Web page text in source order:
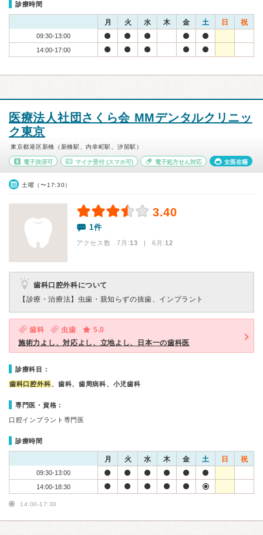
診療時間
月 火 水 木 金 土 日 祝
09:30-13:00
14:00-17:00
医療法人社団さくら会 MMデンタルクリニッ
ク東京
東京都港区新橋（新橋駅、内幸町駅、汐留駅）
電子決済可 マイナ受付(スマホ可) 電子処方せん対応 女医在籍
土曜（〜17:30）
3.40
1件
アクセス数 7月:13 | 6月:12
歯科口腔外科について
【診療・治療法】 虫歯・親知らずの抜歯、インプラント
歯科 虫歯
5.0
施術力よし、対応よし、立地よし、日本一の歯科医
診療科目：
歯科口腔外科、歯科、歯周病科、小児歯科
専門医・資格：
口腔インプラント専門医
診療時間
月 火 水 木 金 土 日 祝
09:30-13:00
14:00-18:30
14:00-17:30